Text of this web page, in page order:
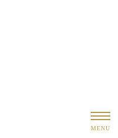
MENU